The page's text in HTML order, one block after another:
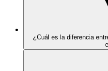
¿Cuál es la diferencia